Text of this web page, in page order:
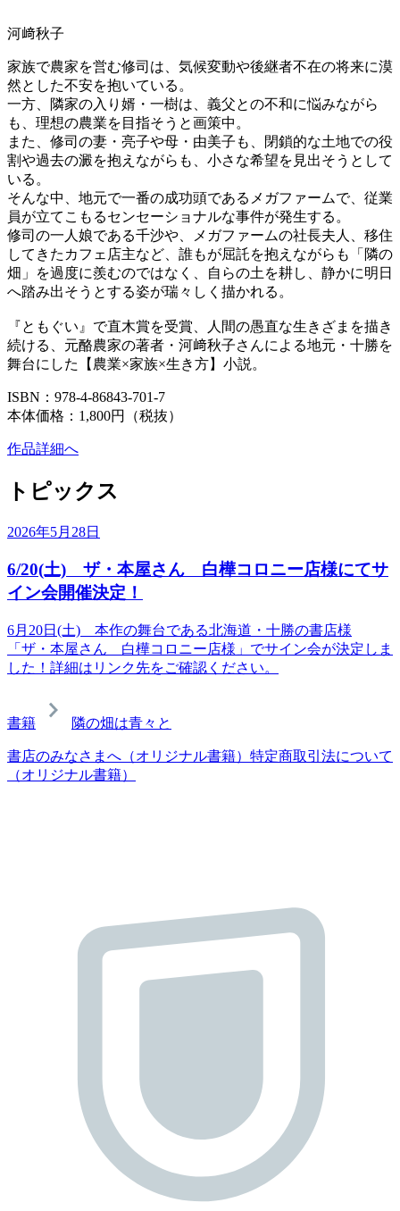
河﨑秋子
家族で農家を営む修司は、気候変動や後継者不在の将来に漠
然とした不安を抱いている。
一方、隣家の入り婿・一樹は、義父との不和に悩みながら
も、理想の農業を目指そうと画策中。
また、修司の妻・亮子や母・由美子も、閉鎖的な土地での役
割や過去の澱を抱えながらも、小さな希望を見出そうとして
いる。
そんな中、地元で一番の成功頭であるメガファームで、従業
員が立てこもるセンセーショナルな事件が発生する。
修司の一人娘である千沙や、メガファームの社長夫人、移住
してきたカフェ店主など、誰もが屈託を抱えながらも「隣の
畑」を過度に羨むのではなく、自らの土を耕し、静かに明日
へ踏み出そうとする姿が瑞々しく描かれる。
『ともぐい』で直木賞を受賞、人間の愚直な生きざまを描き
続ける、元酪農家の著者・河﨑秋子さんによる地元・十勝を
舞台にした【農業×家族×生き方】小説。
ISBN：978-4-86843-701-7
本体価格：1,800円（税抜）
作品詳細へ
トピックス
2026年5月28日
6/20(土) ザ・本屋さん 白樺コロニー店様にてサ
イン会開催決定！
6月20日(土) 本作の舞台である北海道・十勝の書店様
「ザ・本屋さん 白樺コロニー店様」でサイン会が決定しま
した！詳細はリンク先をご確認ください。
書籍 隣の畑は青々と
書店のみなさまへ（オリジナル書籍） 特定商取引法について
（オリジナル書籍）